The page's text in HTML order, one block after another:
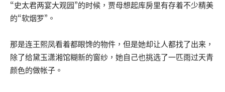
“史太君两宴大观园”的时候，贾母想起库房里有存着不少精美
的“软烟罗”。
那是连王熙凤看着都眼馋的物件，但是她却让人都找了出来，
除了给黛玉潇湘馆糊新的窗纱，她自己也挑选了一匹雨过天青
颜色的做帐子。